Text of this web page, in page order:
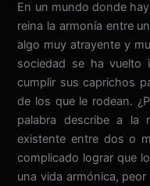
En un mundo donde
reina la armonía entre
algo muy atrayente y
sociedad se ha vuelto
cumplir sus caprichos
de los que le rodean.
palabra describe a la
existente entre dos o
complicado lograr que
una vida armónica,